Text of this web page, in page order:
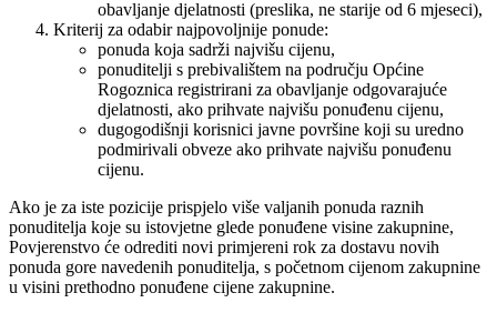
obavljanje djelatnosti (preslika, ne starije od 6 mjeseci),
Kriterij za odabir najpovoljnije ponude:
ponuda koja sadrži najvišu cijenu,
ponuditelji s prebivalištem na području Općine
Rogoznica registrirani za obavljanje odgovarajuće
djelatnosti, ako prihvate najvišu ponuđenu cijenu,
dugogodišnji korisnici javne površine koji su uredno
podmirivali obveze ako prihvate najvišu ponuđenu
cijenu.
Ako je za iste pozicije prispjelo više valjanih ponuda raznih
ponuditelja koje su istovjetne glede ponuđene visine zakupnine,
Povjerenstvo će odrediti novi primjereni rok za dostavu novih
ponuda gore navedenih ponuditelja, s početnom cijenom zakupnine
u visini prethodno ponuđene cijene zakupnine.